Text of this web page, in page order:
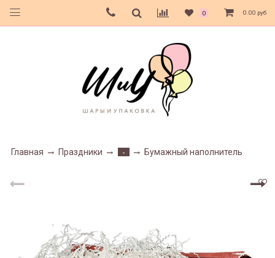
0 0.00 руб
Главная Праздники - Бумажный наполнитель